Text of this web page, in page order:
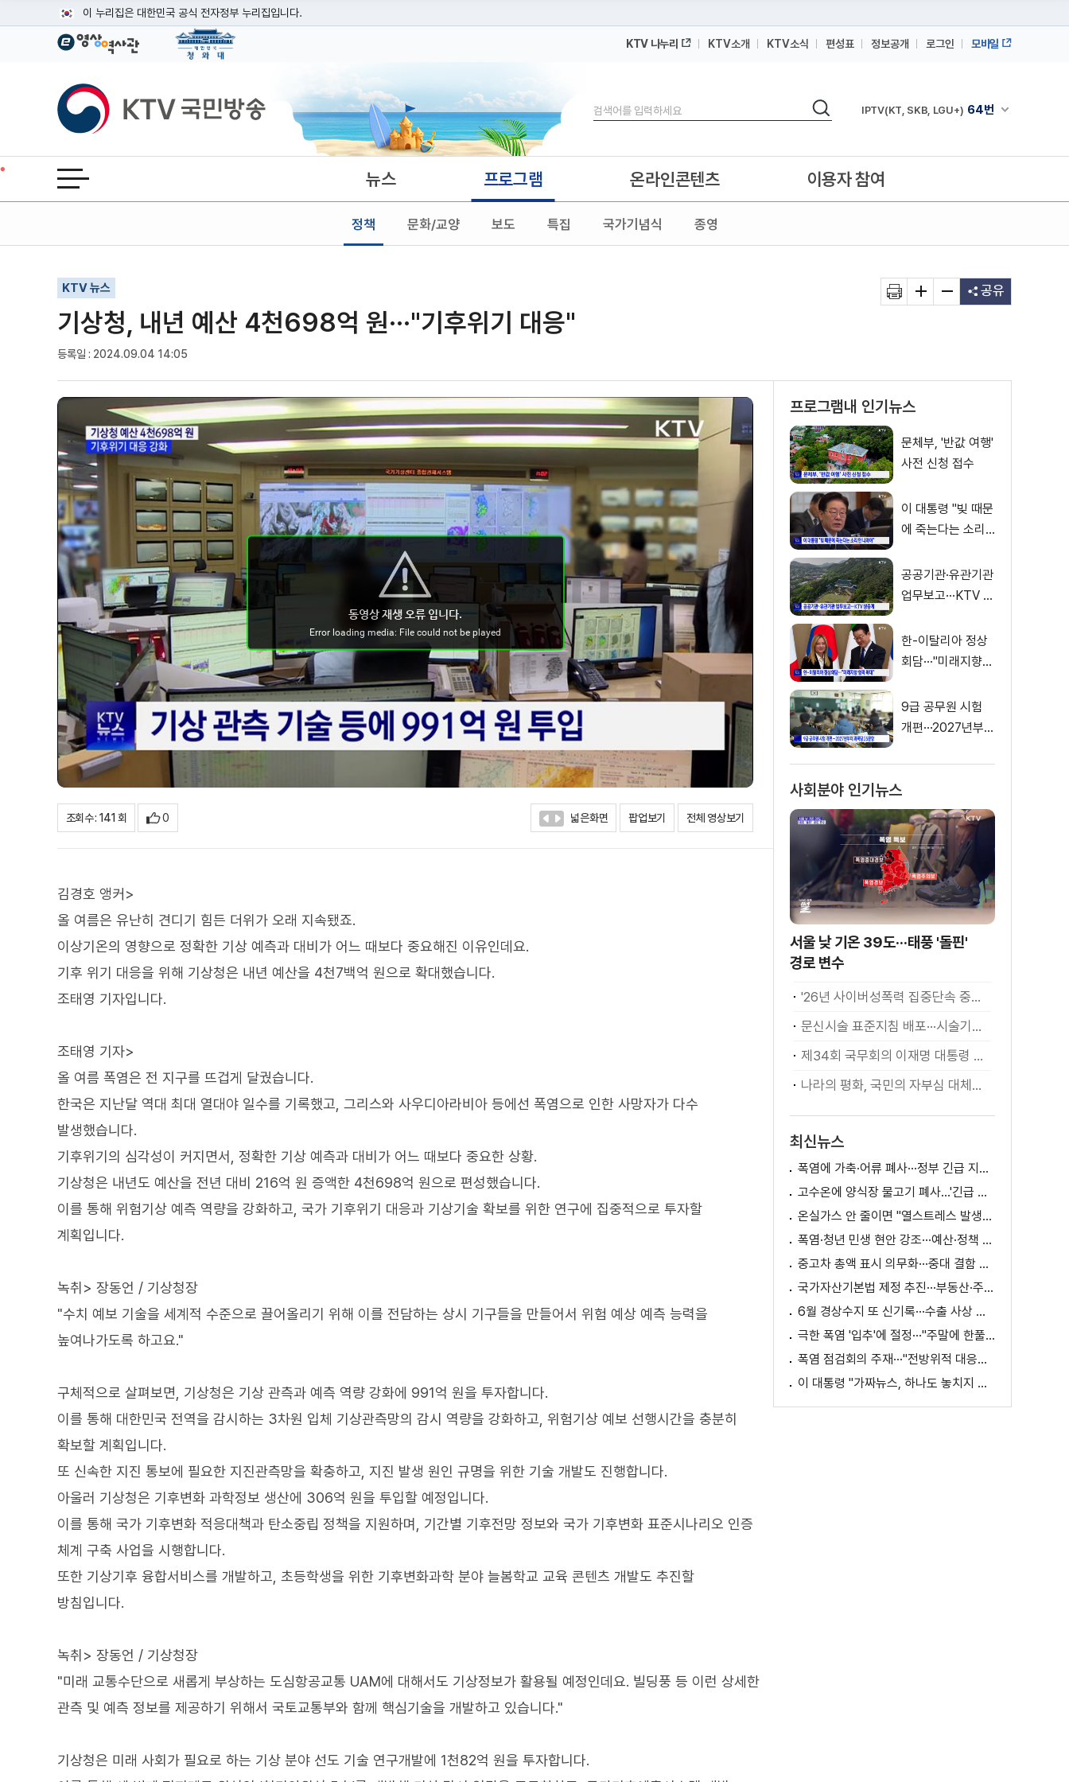
이 누리집은 대한민국 공식 전자정부 누리집입니다.
공식 누리집 주소 확인하기
이밖에 or.kr 또는 .kr등 다른 도메인 주소를 사용하고 있다면 아래 URL에서 도메인 주소를 확인해 보세요
운영중인 공식 누리집보기
KTV 나누리 KTV소개 KTV소식 편성표 정보공개 로그인 모바일
KTV국민방송
검색
검색 채널안내 펼쳐
IPTV(KT, SKB, LGU+) 64번
IPTV(KT, SKB, LGU+)
전체메뉴 열기 뉴스 프로그램
정책 문화/교양 보도 특집 국가기념식 종영
온라인콘텐츠 이용자 참여
KTV 뉴스
기상청, 내년 예산 4천698억 원···"기후위기 대응"
등록일 : 2024.09.04 14:05
기사인쇄
글자확대
글자축소 공유
조회수 : 141 회 0 넓은화면 팝업보기 전체 영상보기
김경호 앵커>
올 여름은 유난히 견디기 힘든 더위가 오래 지속됐죠.
이상기온의 영향으로 정확한 기상 예측과 대비가 어느 때보다 중요해진 이유인데요.
기후 위기 대응을 위해 기상청은 내년 예산을 4천7백억 원으로 확대했습니다.
조태영 기자입니다.
조태영 기자>
올 여름 폭염은 전 지구를 뜨겁게 달궜습니다.
한국은 지난달 역대 최대 열대야 일수를 기록했고, 그리스와 사우디아라비아 등에선 폭염으로 인한 사망자가 다수
발생했습니다.
기후위기의 심각성이 커지면서, 정확한 기상 예측과 대비가 어느 때보다 중요한 상황.
기상청은 내년도 예산을 전년 대비 216억 원 증액한 4천698억 원으로 편성했습니다.
이를 통해 위험기상 예측 역량을 강화하고, 국가 기후위기 대응과 기상기술 확보를 위한 연구에 집중적으로 투자할
계획입니다.
녹취> 장동언 / 기상청장
"수치 예보 기술을 세계적 수준으로 끌어올리기 위해 이를 전담하는 상시 기구들을 만들어서 위험 예상 예측 능력을
높여나가도록 하고요."
구체적으로 살펴보면, 기상청은 기상 관측과 예측 역량 강화에 991억 원을 투자합니다.
이를 통해 대한민국 전역을 감시하는 3차원 입체 기상관측망의 감시 역량을 강화하고, 위험기상 예보 선행시간을 충분히
확보할 계획입니다.
또 신속한 지진 통보에 필요한 지진관측망을 확충하고, 지진 발생 원인 규명을 위한 기술 개발도 진행합니다.
아울러 기상청은 기후변화 과학정보 생산에 306억 원을 투입할 예정입니다.
이를 통해 국가 기후변화 적응대책과 탄소중립 정책을 지원하며, 기간별 기후전망 정보와 국가 기후변화 표준시나리오 인증
체계 구축 사업을 시행합니다.
또한 기상기후 융합서비스를 개발하고, 초등학생을 위한 기후변화과학 분야 늘봄학교 교육 콘텐츠 개발도 추진할
방침입니다.
녹취> 장동언 / 기상청장
"미래 교통수단으로 새롭게 부상하는 도심항공교통 UAM에 대해서도 기상정보가 활용될 예정인데요. 빌딩풍 등 이런 상세한
관측 및 예측 정보를 제공하기 위해서 국토교통부와 함께 핵심기술을 개발하고 있습니다."
기상청은 미래 사회가 필요로 하는 기상 분야 선도 기술 연구개발에 1천82억 원을 투자합니다.
프로그램내 인기뉴스
문체부, '반값 여행'
사전 신청 접수
이 대통령 "빚 때문
에 죽는다는 소리
공공기관·유관기관
업무보고···KTV 생
한-이탈리아 정상
회담···"미래지향
9급 공무원 시험
개편···2027년부터
사회분야 인기뉴스
서울 낮 기온 39도···태풍 '돌핀'
경로 변수
'26년 사이버성폭력 집중단속 중간성과 발표···향후 추진계획은?
문신시술 표준지침 배포···시술기구, 일회용 사용 후 폐기
제34회 국무회의 이재명 대통령 모두발언
나라의 평화, 국민의 자부심 대체불가 대한민국 이재명 대통령 모두말씀
최신뉴스
폭염에 가축·어류 폐사···정부 긴급 지원책 마련
고수온에 양식장 물고기 폐사...'긴급 방류' 지원
온실가스 안 줄이면 "열스트레스 발생일 29배 증가"
폭염·청년 민생 현안 강조···예산·정책 방향 제시
중고차 총액 표시 의무화···중대 결함 시 '계약 해제'
국가자산기본법 제정 추진···부동산·주식 등 통합 관리
6월 경상수지 또 신기록···수출 사상 첫 1천억 달러
극한 폭염 '입추'에 절정···"주말에 한풀 꺾인다"
폭염 점검회의 주재···"전방위적 대응체계 가동"
이 대통령 "가짜뉴스, 하나도 놓치지 말고 바로잡아야"